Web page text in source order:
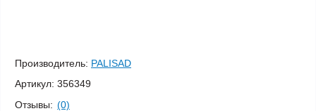
Производитель: PALISAD
Артикул: 356349
Отзывы: (0)